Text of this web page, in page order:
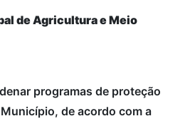
de Agricultura e Meio
programas de proteção
de acordo com a